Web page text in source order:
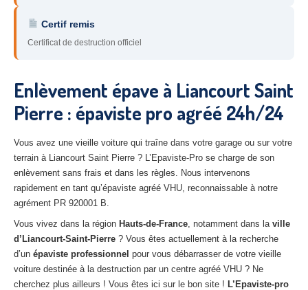
45 – Loiret
10 – Aube
– Aisne
Tousles secteurs
VHU AGRÉE
Centreagréé VHU Paris 75 : casse auto avec destruction
Centre agréé VHU 77 : casse auto avec destruction
Centre agréé VHU 78 : casse auto avec destruction
Certif remis
Certificat de destruction officiel
Enlèvement épave à Liancourt Saint
Pierre : épaviste pro agréé 24h/24
Vous avez une vieille voiture qui traîne dans votre garage ou sur votre
terrain à Liancourt Saint Pierre ? L’Epaviste-Pro se charge de son
enlèvement sans frais et dans les règles. Nous intervenons
rapidement en tant qu’épaviste agréé VHU, reconnaissable à notre
agrément PR 920001 B.
Vous vivez dans la région Hauts-de-France, notamment dans la ville
d’Liancourt-Saint-Pierre ? Vous êtes actuellement à la recherche
d’un épaviste professionnel pour vous débarrasser de votre vieille
voiture destinée à la destruction par un centre agréé VHU ? Ne
cherchez plus ailleurs ! Vous êtes ici sur le bon site ! L’Epaviste-pro